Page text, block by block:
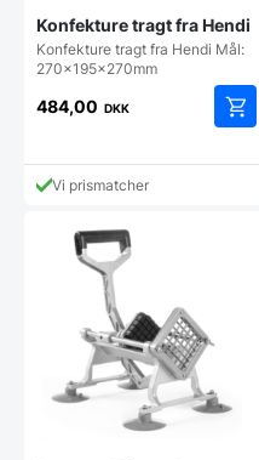
Konfekture tragt fra Hendi
Konfekture tragt fra Hendi Mål:
270x195x270mm
484,00 DKK
Vi prismatcher